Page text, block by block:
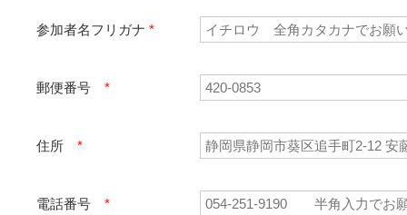
参加者名フリガナ *
郵便番号 *
住所 *
電話番号 *